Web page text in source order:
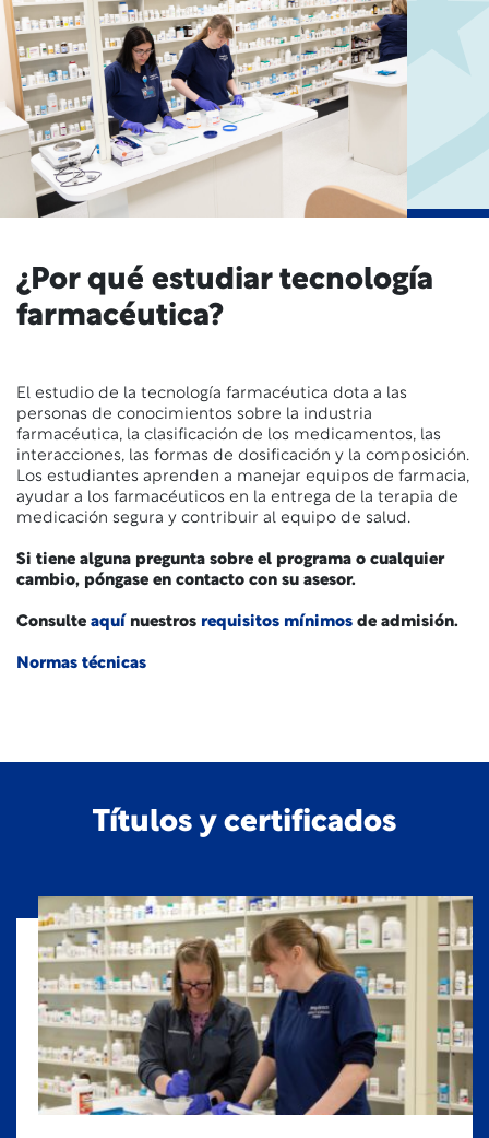
¿Por qué estudiar tecnología
farmacéutica?
El estudio de la tecnología farmacéutica dota a las
personas de conocimientos sobre la industria
farmacéutica, la clasificación de los medicamentos, las
interacciones, las formas de dosificación y la composición.
Los estudiantes aprenden a manejar equipos de farmacia,
ayudar a los farmacéuticos en la entrega de la terapia de
medicación segura y contribuir al equipo de salud.
Si tiene alguna pregunta sobre el programa o cualquier
cambio, póngase en contacto con su asesor.
Consulte aquí nuestros requisitos mínimos de admisión.
Normas técnicas
Títulos y certificados